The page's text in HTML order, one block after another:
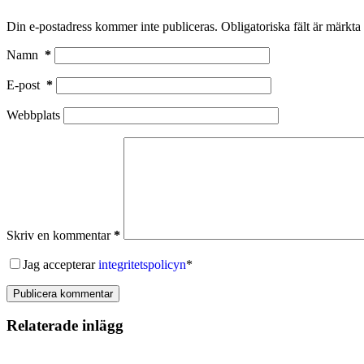
Din e-postadress kommer inte publiceras. Obligatoriska fält är märkta
Namn *
E-post *
Webbplats
Skriv en kommentar*
Jag accepterarintegritetspolicyn*
Publicera kommentar
Relaterade inlägg